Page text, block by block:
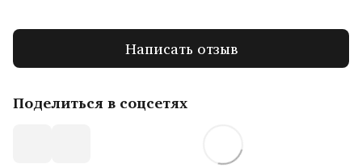
Написать отзыв
Поделиться в соцсетях